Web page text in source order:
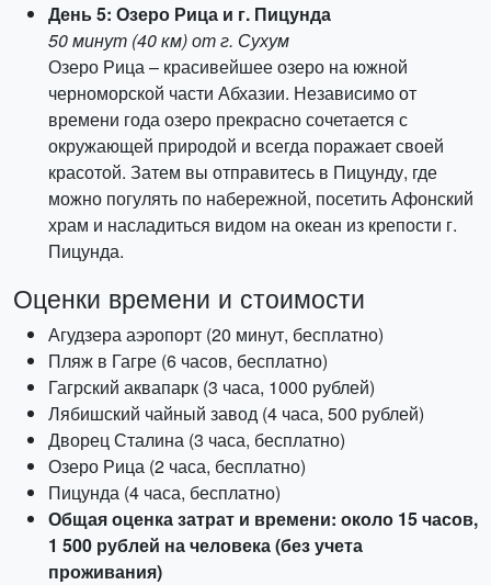
День 5: Озеро Рица и г. Пицунда
50 минут (40 км) от г. Сухум
Озеро Рица – красивейшее озеро на южной
черноморской части Абхазии. Независимо от
времени года озеро прекрасно сочетается с
окружающей природой и всегда поражает своей
красотой. Затем вы отправитесь в Пицунду, где
можно погулять по набережной, посетить Афонский
храм и насладиться видом на океан из крепости г.
Пицунда.
Оценки времени и стоимости
Агудзера аэропорт (20 минут, бесплатно)
Пляж в Гагре (6 часов, бесплатно)
Гагрский аквапарк (3 часа, 1000 рублей)
Лябишский чайный завод (4 часа, 500 рублей)
Дворец Сталина (3 часа, бесплатно)
Озеро Рица (2 часа, бесплатно)
Пицунда (4 часа, бесплатно)
Общая оценка затрат и времени: около 15 часов,
1 500 рублей на человека (без учета
проживания)